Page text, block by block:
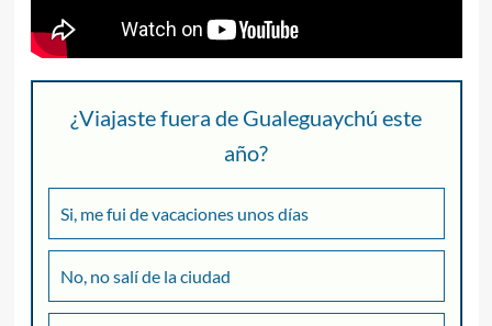
¿Viajaste fuera de Gualeguaychú este
año?
Si, me fui de vacaciones unos días
No, no salí de la ciudad